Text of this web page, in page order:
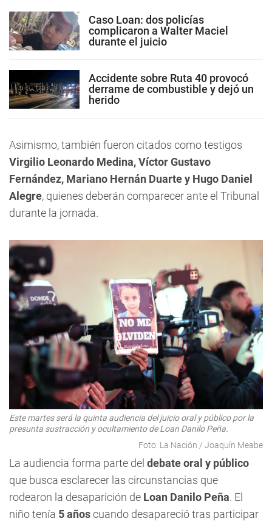
Caso Loan: dos policías
complicaron a Walter Maciel
durante el juicio
Accidente sobre Ruta 40 provocó
derrame de combustible y dejó un
herido
Asimismo, también fueron citados como testigos
Virgilio Leonardo Medina, Víctor Gustavo
Fernández, Mariano Hernán Duarte y Hugo Daniel
Alegre, quienes deberán comparecer ante el Tribunal
durante la jornada.
Este martes será la quinta audiencia del juicio oral y público por la
presunta sustracción y ocultamiento de Loan Danilo Peña.
Foto: La Nación / Joaquín Meabe
La audiencia forma parte del debate oral y público
que busca esclarecer las circunstancias que
rodearon la desaparición de Loan Danilo Peña. El
niño tenía 5 añoscuando desapareció tras participar